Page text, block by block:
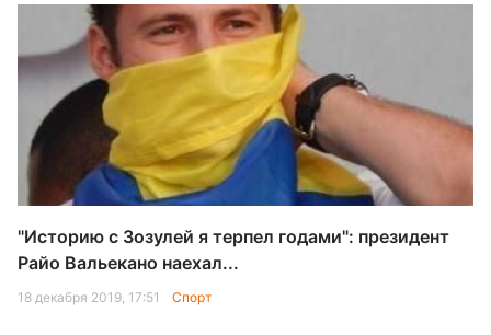
"Историю с Зозулей я терпел годами": президент
Райо Вальекано наехал...
18 декабря 2019, 17:51 Спорт